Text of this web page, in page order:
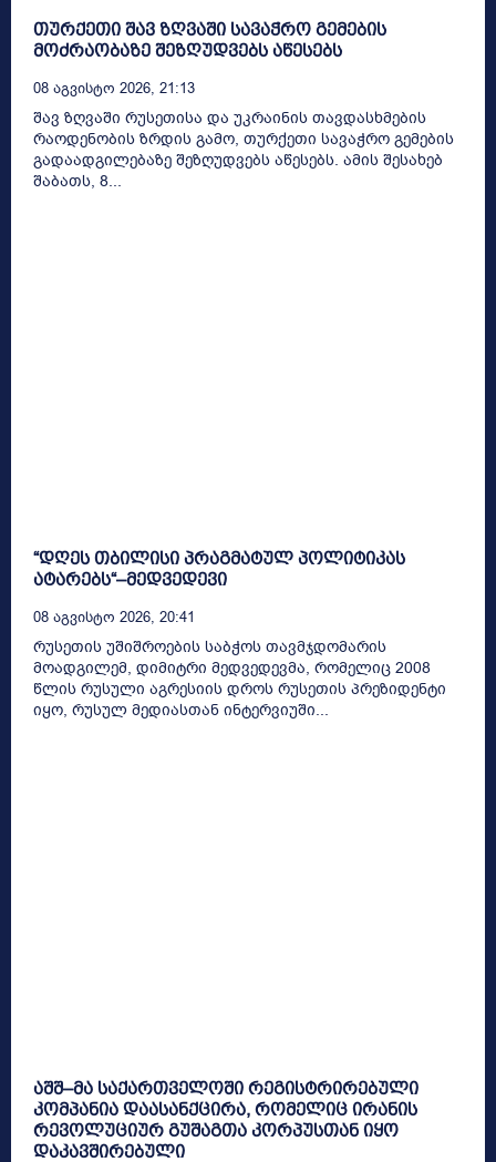
თურქეთი შავ ზღვაში სავაჭრო გემების
მოძრაობაზე შეზღუდვებს აწესებს
08 Აგვისტო 2026, 21:13
შავ ზღვაში რუსეთისა და უკრაინის თავდასხმების
რაოდენობის ზრდის გამო, თურქეთი სავაჭრო გემების
გადაადგილებაზე შეზღუდვებს აწესებს. ამის შესახებ
შაბათს, 8...
“დღეს თბილისი პრაგმატულ პოლიტიკას
ატარებს“–მედვედევი
08 Აგვისტო 2026, 20:41
რუსეთის უშიშროების საბჭოს თავმჯდომარის
მოადგილემ, დიმიტრი მედვედევმა, რომელიც 2008
წლის რუსული აგრესიის დროს რუსეთის პრეზიდენტი
იყო, რუსულ მედიასთან ინტერვიუში...
აშშ–მა საქართველოში რეგისტრირებული
კომპანია დაასანქცირა, რომელიც ირანის
რევოლუციურ გუშაგთა კორპუსთან იყო
დაკავშირებული